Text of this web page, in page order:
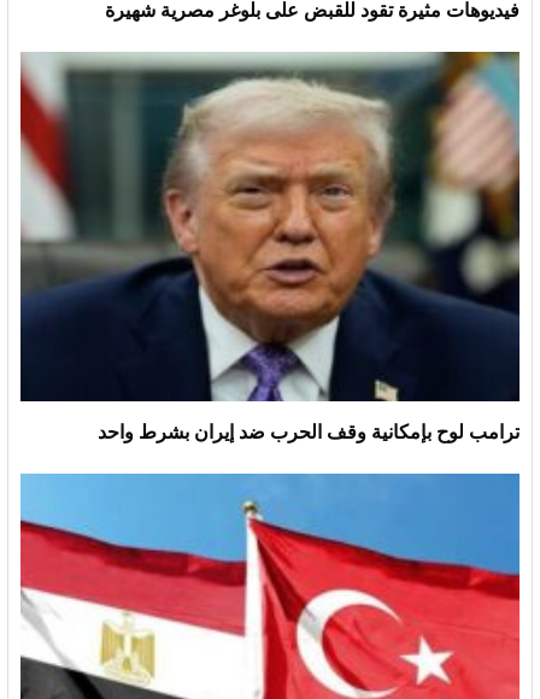
فيديوهات مثيرة تقود للقبض على بلوغر مصرية شهيرة
ترامب لوح بإمكانية وقف الحرب ضد إيران بشرط واحد